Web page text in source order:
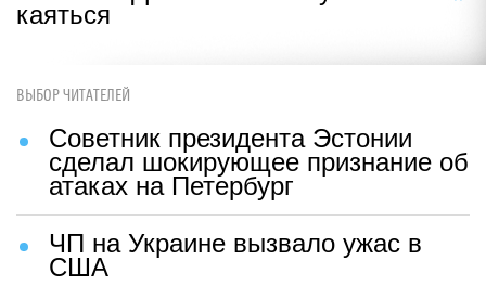
каяться
ВЫБОР ЧИТАТЕЛЕЙ
Советник президента Эстонии
сделал шокирующее признание об
атаках на Петербург
ЧП на Украине вызвало ужас в
США